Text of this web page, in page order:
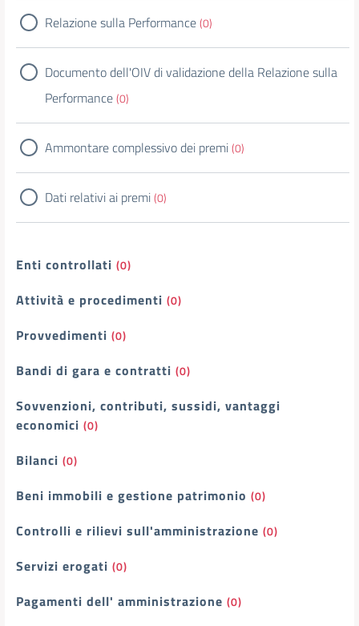
Relazione sulla Performance(0)
Documento dell'OIV di validazione della Relazione sulla
Performance(0)
Ammontare complessivo dei premi(0)
Dati relativi ai premi(0)
Enti controllati (0)
Attività e procedimenti (0)
Provvedimenti (0)
Bandi di gara e contratti (0)
Sovvenzioni, contributi, sussidi, vantaggi
economici (0)
Bilanci (0)
Beni immobili e gestione patrimonio (0)
Controlli e rilievi sull'amministrazione (0)
Servizi erogati (0)
Pagamenti dell' amministrazione (0)